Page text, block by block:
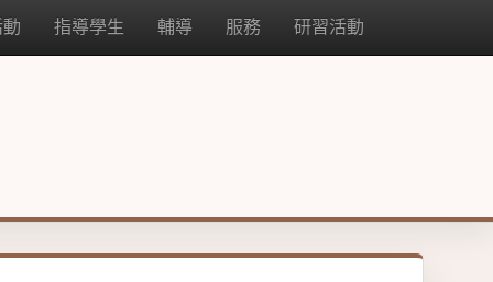
指導學生 輔導 服務 研習活動